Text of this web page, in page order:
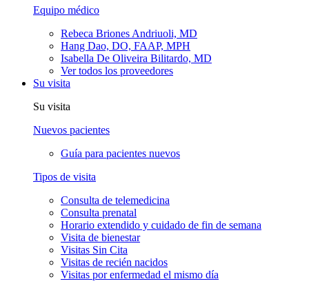
Equipo médico
Rebeca Briones Andriuoli, MD
Hang Dao, DO, FAAP, MPH
Isabella De Oliveira Bilitardo, MD
Ver todos los proveedores
Su visita
Su visita
Nuevos pacientes
Guía para pacientes nuevos
Tipos de visita
Consulta de telemedicina
Consulta prenatal
Horario extendido y cuidado de fin de semana
Visita de bienestar
Visitas Sin Cita
Visitas de recién nacidos
Visitas por enfermedad el mismo día